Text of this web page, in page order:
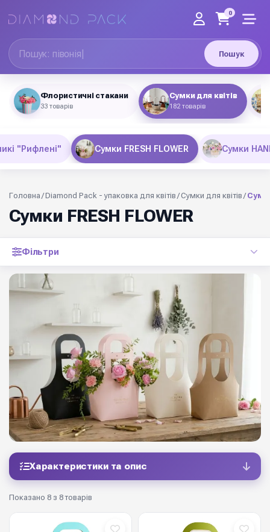
Пошук
0
Флористичні стакани
33 товарів
Сумки для квітів
182 товарів
"Рифлені" Сумки FRESH FLOWER Сумки
Головна /Diamond Pack - упаковка для квітів /Сумки для квітів /
Сумки FRESH FLOWER
Фільтри
Характеристики та опис
Показано 8 з 8 товарів